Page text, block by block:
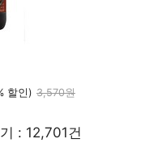
할인) 3,570원
: 12,701건